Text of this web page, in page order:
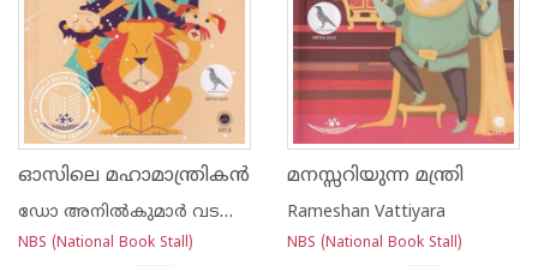
ഓസിലെ മഹാമാന്ത്രികൻ
ഡോ അനില്‍കുമാര്‍ വടവാതൂര്‍
NBS (National Book Stall)
മനസ്സറിയുന്ന മന്ത്രി
Rameshan Vattiyara
NBS (National Book Stall)